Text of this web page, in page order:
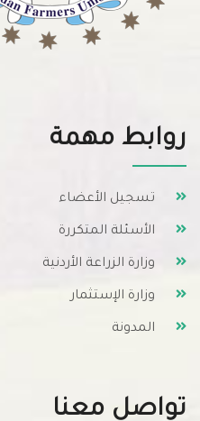
روابط مهمة
تسجيل الأعضاء
الأسئلة المتكررة
وزارة الزراعة الأردنية
وزارة الإستثمار
المدونة
تواصل معنا